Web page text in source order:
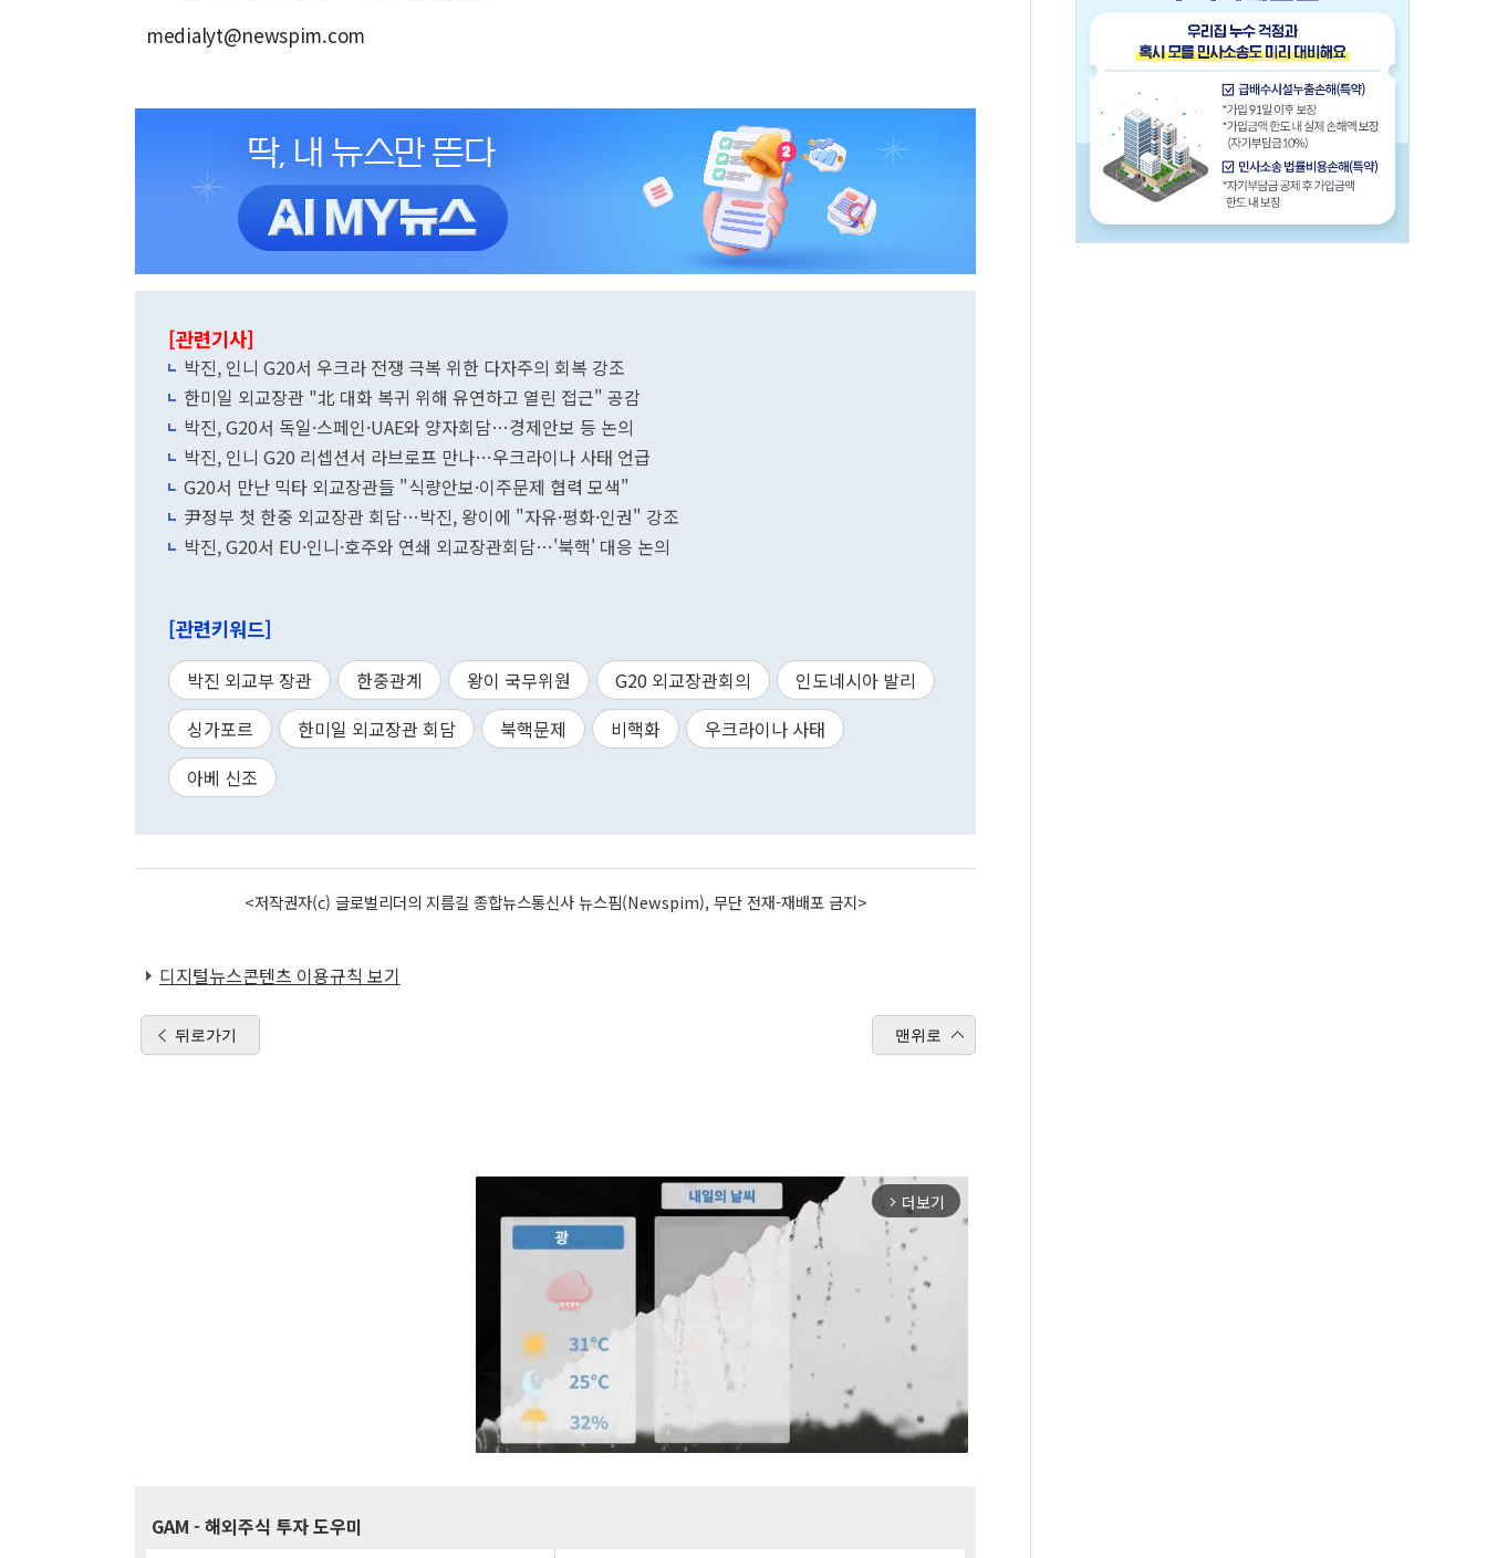
medialyt@newspim.com
[관련기사]
박진, 인니 G20서 우크라 전쟁 극복 위한 다자주의 회복 강조
한미일 외교장관 "北 대화 복귀 위해 유연하고 열린 접근" 공감
박진, G20서 독일·스페인·UAE와 양자회담…경제안보 등 논의
박진, 인니 G20 리셉션서 라브로프 만나…우크라이나 사태 언급
G20서 만난 믹타 외교장관들 "식량안보·이주문제 협력 모색"
尹정부 첫 한중 외교장관 회담…박진, 왕이에 "자유·평화·인권" 강조
박진, G20서 EU·인니·호주와 연쇄 외교장관회담…'북핵' 대응 논의
[관련키워드]
박진 외교부 장관 한중관계 왕이 국무위원 G20 외교장관회의
인도네시아 발리
싱가포르
한미일 외교장관 회담 북핵문제 비핵화
우크라이나 사태
아베 신조
<저작권자(c) 글로벌리더의 지름길 종합뉴스통신사 뉴스핌(Newspim), 무단 전재-재배포 금지>
디지털뉴스콘텐츠 이용규칙 보기
뒤로가기 맨위로
arrow_forward_ios 더보기
GAM - 해외주식 투자 도우미